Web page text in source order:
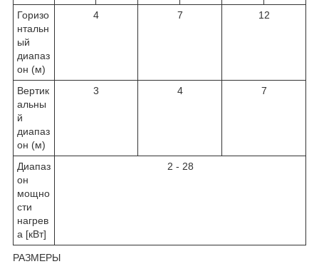
Горизо
нтальн
ый
диапаз
он (м)
4 7 12
Вертик
альны
й
диапаз
он (м)
3 4 7
Диапаз
он
мощно
сти
нагрев
а [кВт]
2 - 28
РАЗМЕРЫ